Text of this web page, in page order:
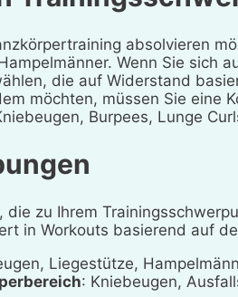
absolvieren
Wenn Sie sich
die auf Widerstand
möchten, müssen Sie eine
Burpees, Lunge
die zu Ihrem
in Workouts basierend auf
Liegestütze,
: Kniebeugen,